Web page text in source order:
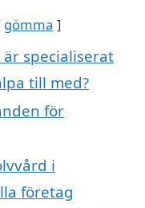
gömma
specialiserat
till med?
för
i
företag